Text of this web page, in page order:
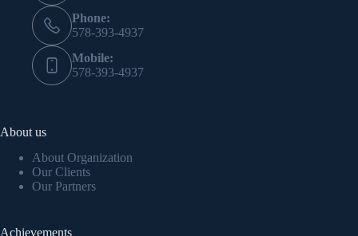
Phone:
578-393-4937
Mobile:
578-393-4937
About us
About Organization
Our Clients
Our Partners
Achievements